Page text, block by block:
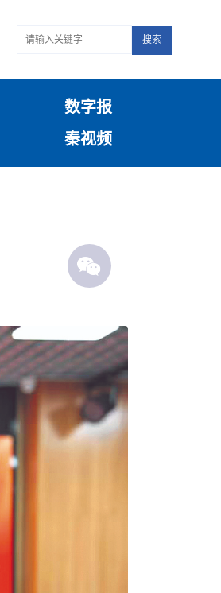
搜索
数字报
秦视频